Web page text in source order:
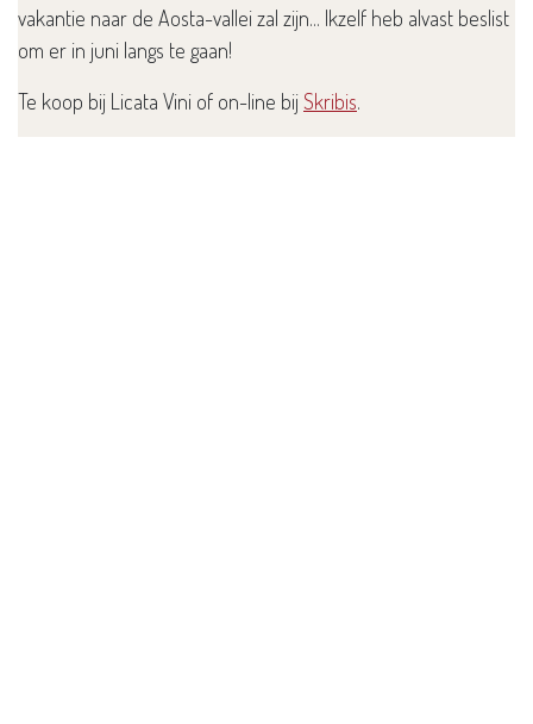
vakantie naar de Aosta-vallei zal zijn... Ikzelf heb alvast beslist
om er in juni langs te gaan!
Te koop bij Licata Vini of on-line bijSkribis.